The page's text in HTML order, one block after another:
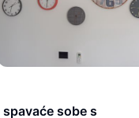
sobe s